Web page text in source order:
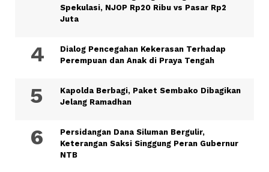
Spekulasi, NJOP Rp20 Ribu vs Pasar Rp2
Juta
Dialog Pencegahan Kekerasan Terhadap
Perempuan dan Anak di Praya Tengah
Kapolda Berbagi, Paket Sembako Dibagikan
Jelang Ramadhan
Persidangan Dana Siluman Bergulir,
Keterangan Saksi Singgung Peran Gubernur
NTB